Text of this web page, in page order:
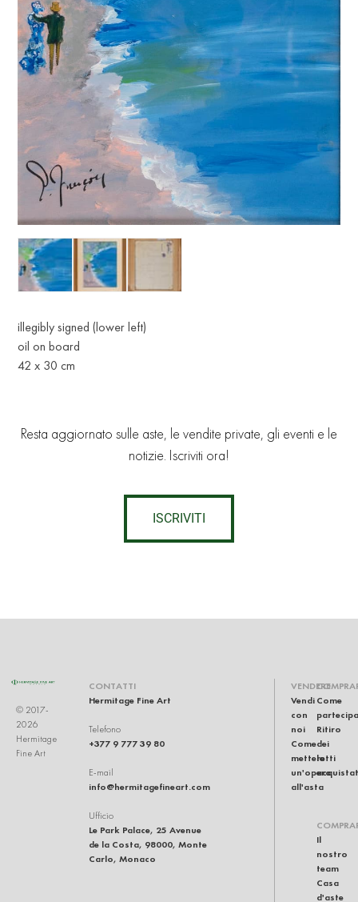
illegibly signed (lower left)
oil on board
42 x 30 cm
Resta aggiornato sulle aste, le vendite private, gli eventi e le
notizie. Iscriviti ora!
ISCRIVITI
© 2017-
2026
Hermitage
Fine Art
CONTATTI
Hermitage Fine Art
Telefono
+377 9 777 39 80
E-mail
info@hermitagefineart.com
Ufficio
Le Park Palace, 25 Avenue
de la Costa, 98000, Monte
Carlo, Monaco
VENDERE
Vendi
con
noi
Come
mettere
un'opera
all'asta
Come
Ritiro
dei
lotti
Il
nostro
team
Casa
d'aste